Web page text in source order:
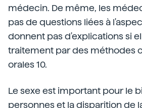
médecin. De même, les
pas de questions liées à
donnent pas d'explications si
traitement par des méthodes
orales 10.
Le sexe est important pour le
personnes et la disparition de